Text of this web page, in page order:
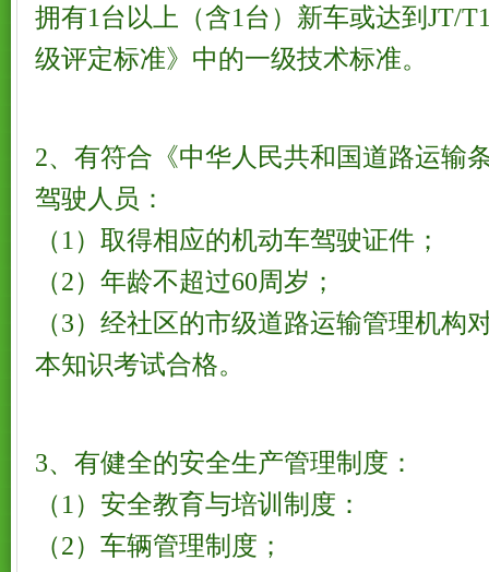
拥有1台以上（含1台）新车或达到JT/
级评定标准》中的一级技术标准。
2、有符合《中华人民共和国道路运输
驾驶人员：
（1）取得相应的机动车驾驶证件；
（2）年龄不超过60周岁；
（3）经社区的市级道路运输管理机构
本知识考试合格。
3、有健全的安全生产管理制度：
（1）安全教育与培训制度：
（2）车辆管理制度；